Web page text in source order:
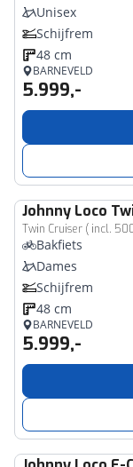
Unisex
Schijfrem
48 cm
BARNEVELD
5.999,-
Johnny Loco
Twin Cruiser ( incl.
Bakfiets
Dames
Schijfrem
48 cm
BARNEVELD
5.999,-